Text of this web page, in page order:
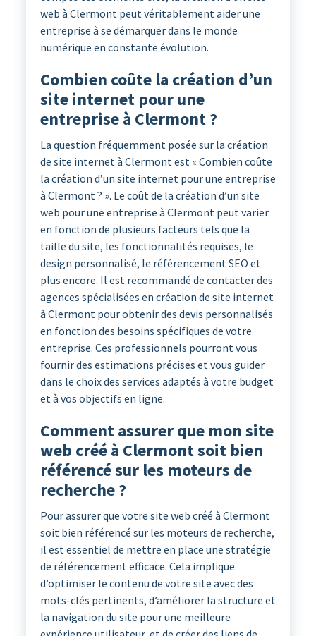
web à Clermont peut véritablement aider une
entreprise à se démarquer dans le monde
numérique en constante évolution.
Combien coûte la création d’un
site internet pour une
entreprise à Clermont ?
La question fréquemment posée sur la création
de site internet à Clermont est « Combien coûte
la création d’un site internet pour une entreprise
à Clermont ? ». Le coût de la création d’un site
web pour une entreprise à Clermont peut varier
en fonction de plusieurs facteurs tels que la
taille du site, les fonctionnalités requises, le
design personnalisé, le référencement SEO et
plus encore. Il est recommandé de contacter des
agences spécialisées en création de site internet
à Clermont pour obtenir des devis personnalisés
en fonction des besoins spécifiques de votre
entreprise. Ces professionnels pourront vous
fournir des estimations précises et vous guider
dans le choix des services adaptés à votre budget
et à vos objectifs en ligne.
Comment assurer que mon site
web créé à Clermont soit bien
référencé sur les moteurs de
recherche ?
Pour assurer que votre site web créé à Clermont
soit bien référencé sur les moteurs de recherche,
il est essentiel de mettre en place une stratégie
de référencement efficace. Cela implique
d’optimiser le contenu de votre site avec des
mots-clés pertinents, d’améliorer la structure et
la navigation du site pour une meilleure